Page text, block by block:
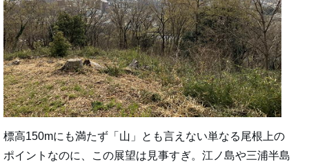
標高150mにも満たず「山」とも言えない単なる尾根上の
ポイントなのに、この展望は見事すぎ。江ノ島や三浦半島